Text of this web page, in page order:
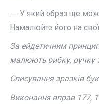
― У який образ ще
Намалюйте його на
За ейдетичним
малюють рибку, ручку
Списування зразків
Виконання вправ 177,